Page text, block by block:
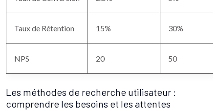
Taux de Rétention 15% 30%
NPS 20 50
Les méthodes de recherche utilisateur :
comprendre les besoins et les attentes